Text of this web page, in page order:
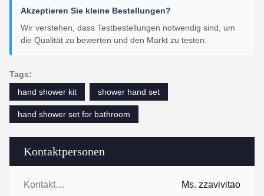
Kontaktpersonen
Kontaktpersonen: Ms. zzavivitao
Akzeptieren Sie kleine Bestellungen?
Wir verstehen, dass Testbestellungen notwendig sind, um
die Qualität zu bewerten und den Markt zu testen.
Tags:
hand shower kit
shower hand set
hand shower set for bathroom